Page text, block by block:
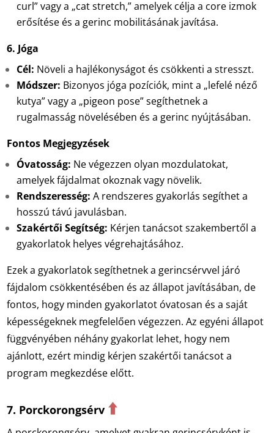
curl” vagy a „cat stretch,” amelyek célja a core izmok
erősítése és a gerinc mobilitásának javítása.
6. Jóga
Cél: Növeli a hajlékonyságot és csökkenti a stresszt.
Módszer: Bizonyos jóga pozíciók, mint a „lefelé néző
kutya” vagy a „pigeon pose” segíthetnek a
rugalmasság növelésében és a gerinc nyújtásában.
Fontos Megjegyzések
Óvatosság: Ne végezzen olyan mozdulatokat,
amelyek fájdalmat okoznak vagy növelik.
Rendszeresség: A rendszeres gyakorlás segíthet a
hosszú távú javulásban.
Szakértői Segítség: Kérjen tanácsot szakembertől a
gyakorlatok helyes végrehajtásához.
Ezek a gyakorlatok segíthetnek a gerincsérvvel járó
fájdalom csökkentésében és az állapot javításában, de
fontos, hogy minden gyakorlatot óvatosan és a saját
képességeknek megfelelően végezzen. Az egyéni állapot
függvényében néhány gyakorlat lehet, hogy nem
ajánlott, ezért mindig kérjen szakértői tanácsot a
program megkezdése előtt.
7. Porckorongsérv ⬆️